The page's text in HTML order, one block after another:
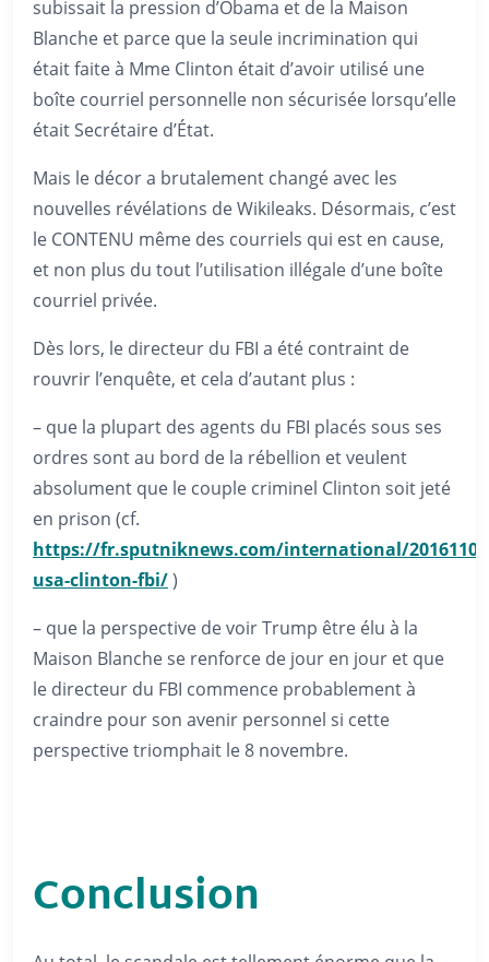
subissait la pression d’Obama et de la Maison
Blanche et parce que la seule incrimination qui
était faite à Mme Clinton était d’avoir utilisé une
boîte courriel personnelle non sécurisée lorsqu’elle
était Secrétaire d’État.
Mais le décor a brutalement changé avec les
nouvelles révélations de Wikileaks. Désormais, c’est
le CONTENU même des courriels qui est en cause,
et non plus du tout l’utilisation illégale d’une boîte
courriel privée.
Dès lors, le directeur du FBI a été contraint de
rouvrir l’enquête, et cela d’autant plus :
– que la plupart des agents du FBI placés sous ses
ordres sont au bord de la rébellion et veulent
absolument que le couple criminel Clinton soit jeté
en prison (cf.
https://fr.sputniknews.com/international/
usa-clinton-fbi/)
– que la perspective de voir Trump être élu à la
Maison Blanche se renforce de jour en jour et que
le directeur du FBI commence probablement à
craindre pour son avenir personnel si cette
perspective triomphait le 8 novembre.
Conclusion